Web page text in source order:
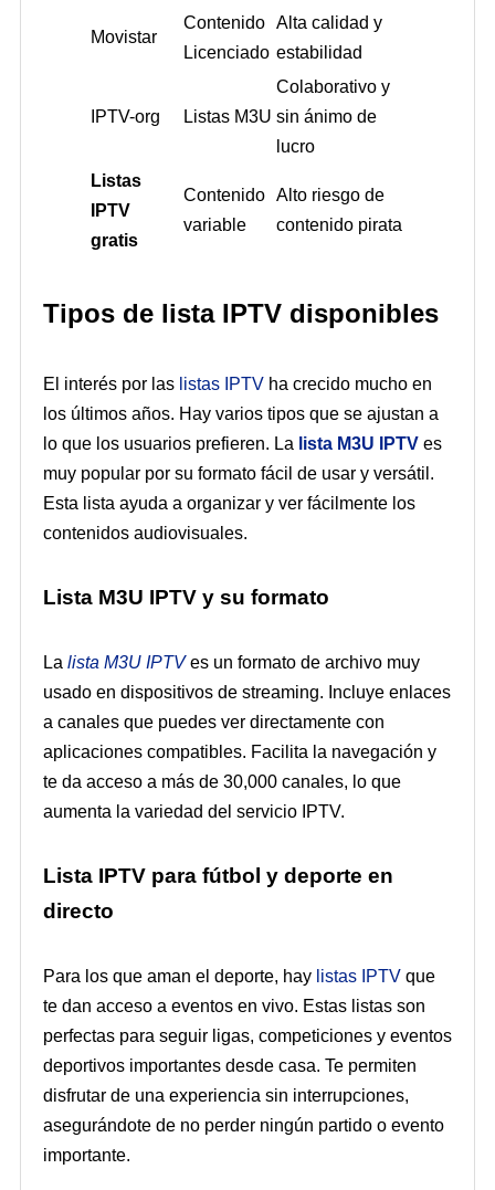
Movistar
Contenido
Licenciado
Alta calidad y
estabilidad
IPTV-org Listas M3U
Colaborativo y
sin ánimo de
lucro
Listas
IPTV
gratis
Contenido
variable
Alto riesgo de
contenido pirata
Tipos de lista IPTV disponibles
El interés por las listas IPTV ha crecido mucho en
los últimos años. Hay varios tipos que se ajustan a
lo que los usuarios prefieren. La lista M3U IPTV es
muy popular por su formato fácil de usar y versátil.
Esta lista ayuda a organizar y ver fácilmente los
contenidos audiovisuales.
Lista M3U IPTV y su formato
La lista M3U IPTVes un formato de archivo muy
usado en dispositivos de streaming. Incluye enlaces
a canales que puedes ver directamente con
aplicaciones compatibles. Facilita la navegación y
te da acceso a más de 30,000 canales, lo que
aumenta la variedad del servicio IPTV.
Lista IPTV para fútbol y deporte en
directo
Para los que aman el deporte, hay listas IPTV que
te dan acceso a eventos en vivo. Estas listas son
perfectas para seguir ligas, competiciones y eventos
deportivos importantes desde casa. Te permiten
disfrutar de una experiencia sin interrupciones,
asegurándote de no perder ningún partido o evento
importante.